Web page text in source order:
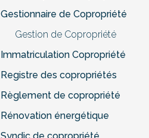
Gestionnaire de Copropriété
Gestion de Copropriété
Immatriculation Copropriété
Registre des copropriétés
Règlement de copropriété
Rénovation énergétique